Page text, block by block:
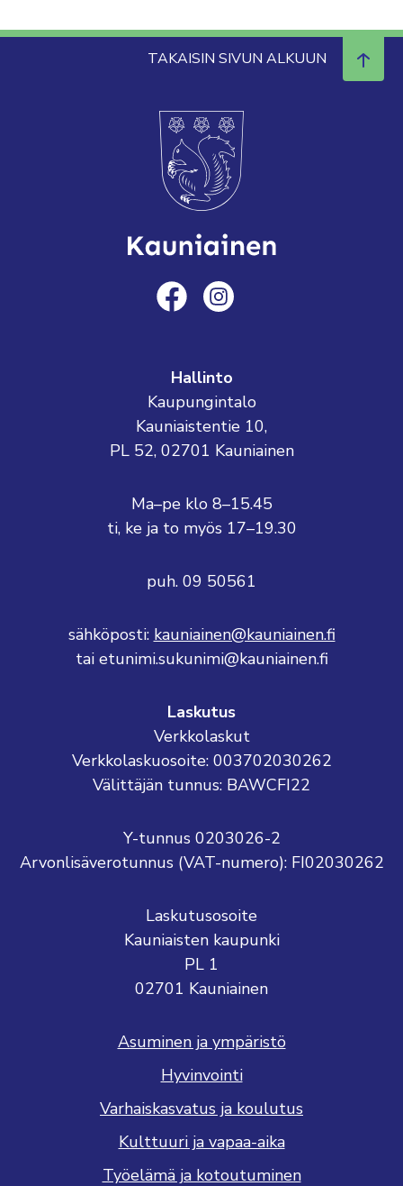
TAKAISIN SIVUN ALKUUN
Hallinto
Kaupungintalo
Kauniaistentie 10,
PL 52, 02701 Kauniainen
Ma–pe klo 8–15.45
ti, ke ja to myös 17–19.30
puh. 09 50561
sähköposti: kauniainen@kauniainen.fi
tai etunimi.sukunimi@kauniainen.fi
Laskutus
Verkkolaskut
Verkkolaskuosoite: 003702030262
Välittäjän tunnus: BAWCFI22
Y-tunnus 0203026-2
Arvonlisäverotunnus (VAT-numero): FI02030262
Laskutusosoite
Kauniaisten kaupunki
PL 1
02701 Kauniainen
Asuminen ja ympäristö
Hyvinvointi
Varhaiskasvatus ja koulutus
Kulttuuri ja vapaa-aika
Työelämä ja kotoutuminen